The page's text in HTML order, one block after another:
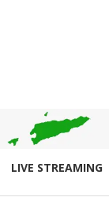
LIVE STREAMING